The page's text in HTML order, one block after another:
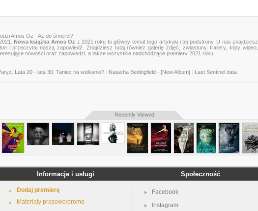
Amos Oz - Aż do śmierci?
Nowa książka Amos Oz z 2021 roku to główny temat tego artykułu i tej podstrony. U nas znajdziesz
i przeczytaj naszą zapowiedź. Znajdziesz tutaj również galerię zdjęć, zwiastuny, trailery, klipy wideo,
nowości oraz zapowiedzi, a także wszystkie nadchodzące premiery 2021 roku.
Lata 20 - lata 30. Taniec na wulkanie? Natasha Bedingfield - [New Album] Last Sentinel data
Recently Viewed
Informacje i usługi
Dodaj premierę
Materiały prasowe/promo
Społeczność
Facebook
Instagram